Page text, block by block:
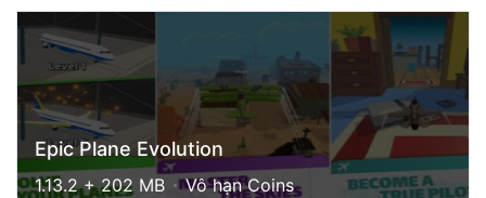
Epic Plane Evolution
1.13.2 + 202 MB Vô hạn Coins